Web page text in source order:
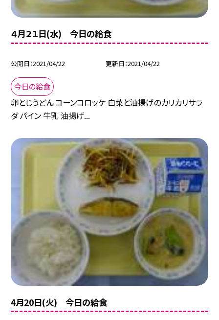
４月２１日(水) 今日の給食
公開日 2021/04/22 更新日 2021/04/22
今日の給食
卵とじうどん コーンコロッケ 白菜と油揚げのカリカリサラ
ダ パイン 牛乳 油揚げ...
4月20日(火) 今日の給食